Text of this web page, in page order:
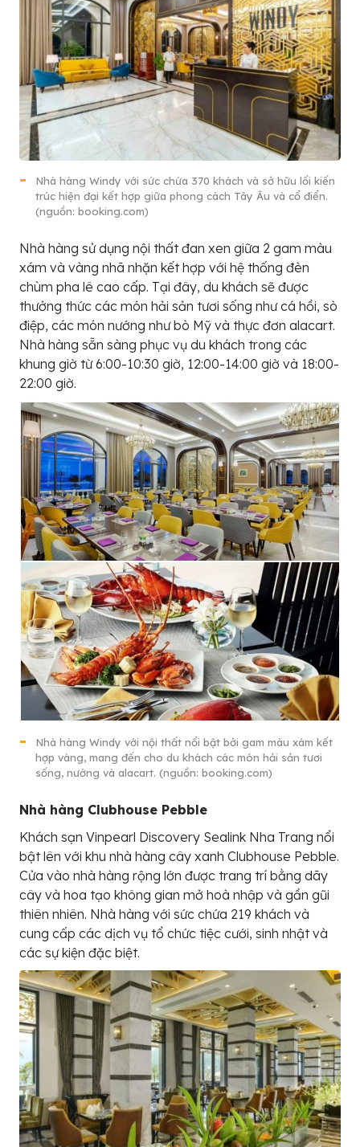
Nhà hàng Windy với sức chứa 370 khách và sở hữu lối kiến
trúc hiện đại kết hợp giữa phong cách Tây Âu và cổ điển.
(nguồn: booking.com)
Nhà hàng sử dụng nội thất đan xen giữa 2 gam màu
xám và vàng nhã nhặn kết hợp với hệ thống đèn
chùm pha lê cao cấp. Tại đây, du khách sẽ được
thưởng thức các món hải sản tươi sống như cá hồi, sò
điệp, các món nướng như bò Mỹ và thực đơn alacart.
Nhà hàng sẵn sàng phục vụ du khách trong các
khung giờ từ 6:00-10:30 giờ, 12:00-14:00 giờ và 18:00-
22:00 giờ.
Nhà hàng Windy với nội thất nổi bật bởi gam màu xám kết
hợp vàng, mang đến cho du khách các món hải sản tươi
sống, nướng và alacart. (nguồn: booking.com)
Nhà hàng Clubhouse Pebble
Khách sạn Vinpearl Discovery Sealink Nha Trang nổi
bật lên với khu nhà hàng cây xanh Clubhouse Pebble.
Cửa vào nhà hàng rộng lớn được trang trí bằng dãy
cây và hoa tạo không gian mở hoà nhập và gần gũi
thiên nhiên. Nhà hàng với sức chứa 219 khách và
cung cấp các dịch vụ tổ chức tiệc cưới, sinh nhật và
các sự kiện đặc biệt.